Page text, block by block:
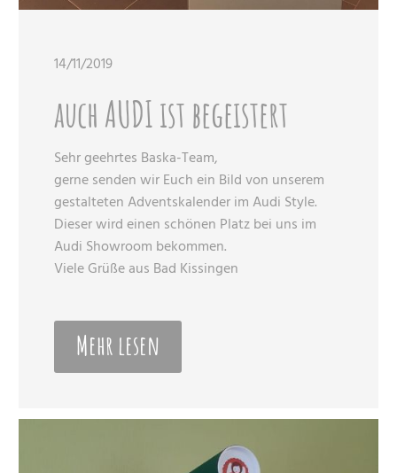
14/11/2019
auch AUDI ist begeistert
Sehr geehrtes Baska-Team,
gerne senden wir Euch ein Bild von unserem
gestalteten Adventskalender im Audi Style.
Dieser wird einen schönen Platz bei uns im
Audi Showroom bekommen.
Viele Grüße aus Bad Kissingen
Mehr lesen